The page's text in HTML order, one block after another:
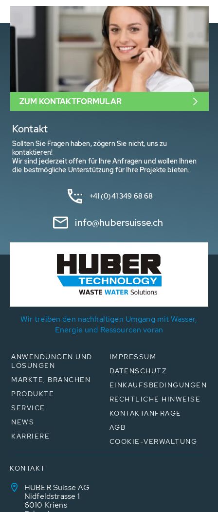
Kontakt
Sollten Sie Fragen haben, zögern Sie nicht, uns zu
kontaktieren!
Wir sind jederzeit offen für Ihre Anfragen und wollen Ihnen
die bestmögliche Unterstützung für Ihre Projekte bieten.
+41 (0)41 349 68 68
info@hubersuisse.ch
ZUM KONTAKTFORMULAR
Wir treiben den nachhaltigen Umgang mit Wasser,
Energie und Ressourcen voran
ANWENDUNGEN UND
LÖSUNGEN
MÄRKTE, BRANCHEN
PRODUKTE
SERVICE
NEWS
KARRIERE
IMPRESSUM
DATENSCHUTZ
EINKAUFSBEDINGUNGEN
RECHTLICHE HINWEISE
KONTAKTANFRAGE
AGB
COOKIE-VERWALTUNG
KONTAKT
HUBER Suisse AG
Nidfeldstrasse 1
6010 Kriens